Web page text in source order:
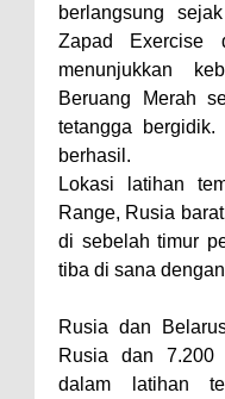
berlangsung
Zapad Exercise
menunjukkan
Beruang Merah
tetangga
berhasil.
Lokasi latihan
Range, Rusia
di sebelah timur
tiba di sana
Rusia dan
Rusia dan 7.200
dalam latihan